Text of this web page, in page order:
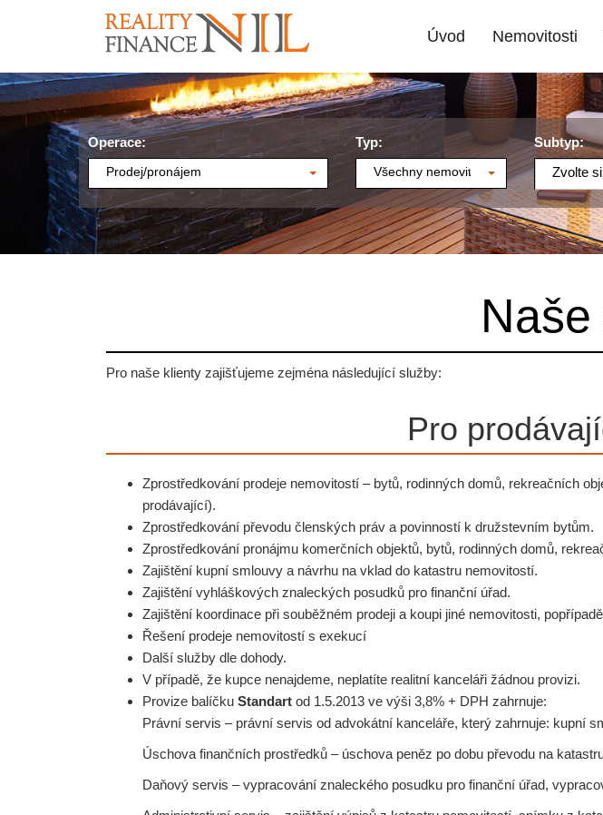
Úvod Nemovitosti
Operace:
Prodej/pronájem
Typ:
Všechny nemovitosti
Subtyp:
Zvolte
Pro naše klienty zajišťujeme zejména následující služby:
Pro
Zprostředkování prodeje nemovitostí – bytů, rodinných domů, rekreačních
prodávající).
Zprostředkování převodu členských práv a povinností k družstevním by­tům.
Zprostředkování pronájmu komerčních objektů, bytů, rodinných domů,
Zajištění kupní smlouvy a návrhu na vklad do katastru nemovitostí.
Zajištění vyhláškových znaleckých posudků pro finanční úřad.
Zajištění koordinace při souběžném prodeji a koupi jiné nemovitosti,
Řešení prodeje nemovitostí s exekucí
Další služby dle dohody.
V případě, že kupce nenajdeme, neplatíte realitní kanceláři žádnou provizi.
Provize balíčku Standart od 1.5.2013 ve výši 3,8% + DPH zahrnuje:
Právní servis – právní servis od advokátní kanceláře, který zahrnuje: kupní
Úschova finančních prostředků – úschova peněz po dobu převodu na
Daňový servis – vypracování znaleckého posudku pro finanční úřad,